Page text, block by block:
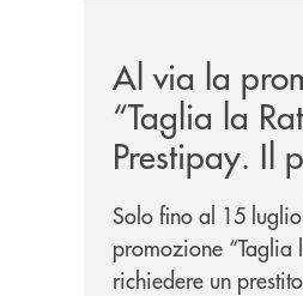
Al via la
“Taglia la
Prestipay. Il
personale
per te!
Solo fino al 15
promozione “Taglia
richiedere un